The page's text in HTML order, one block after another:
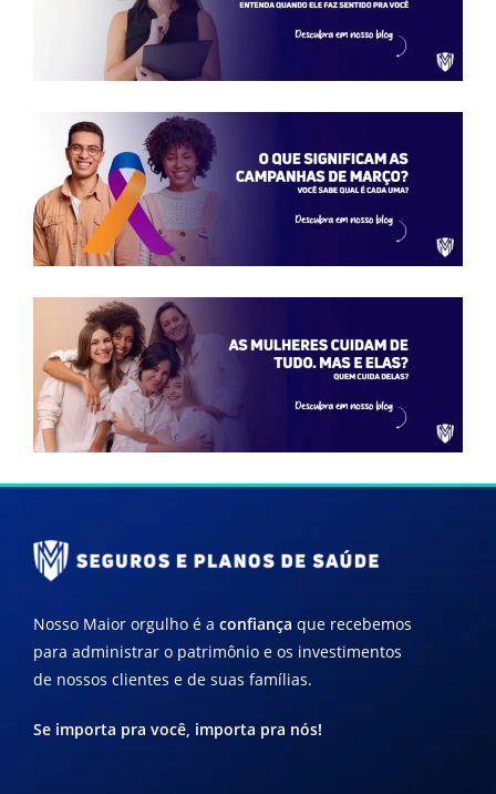
Nosso Maior orgulho é a confiança que recebemos
para administrar o patrimônio e os investimentos
de nossos clientes e de suas famílias.
Se importa pra você, importa pra nós!